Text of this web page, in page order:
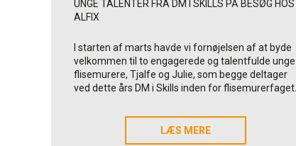
UNGE TALENTER FRA DM I SKILLS PÅ BESØG HOS
ALFIX
I starten af marts havde vi fornøjelsen af at byde
velkommen til to engagerede og talentfulde unge
flisemurere, Tjalfe og Julie, som begge deltager
ved dette års DM i Skills inden for flisemurerfaget.
Fredag den 6. marts lagde Tjalfe og Julie vejen
forbi os for at fortælle om deres træningsforløb
frem mod mesterskabet – og for at få et
LÆS MERE
LÆS MERE